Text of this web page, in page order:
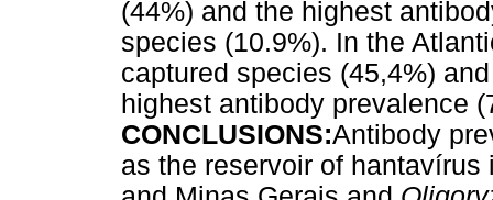
(44%) and the highest
species (10.9%). In the
captured species (45,4%)
highest antibody prevalence
CONCLUSIONS:Antibody
as the reservoir of